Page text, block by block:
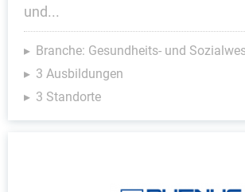
und...
Branche: Gesundheits- und
3 Ausbildungen
3 Standorte